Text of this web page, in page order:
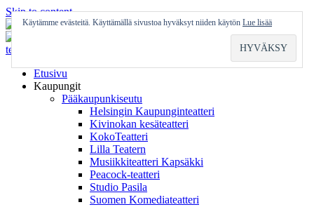
Skip to content
Etusivu
Kaupungit
Pääkaupunkiseutu
Helsingin Kaupunginteatteri
Kivinokan kesäteatteri
KokoTeatteri
Lilla Teatern
Musiikkiteatteri Kapsäkki
Peacock-teatteri
Studio Pasila
Suomen Komediateatteri
Käytämme evästeitä. Käyttämällä sivustoa hyväksyt niiden käytön Lue lisää